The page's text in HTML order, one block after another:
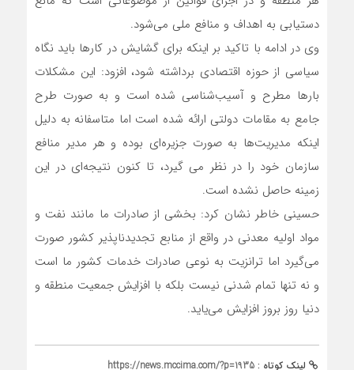
دستیابی به اهداف و منافع ملی می‌شود.
وی در ادامه با تاکید بر اینکه برای گشایش در کارها باید نگاه
سیاسی از حوزه اقتصادی برداشته شود، افزود: این مشکلات
بارها مطرح و آسیب‌شناسی شده است و به صورت طرح
جامع به مقامات دولتی ارائه شده است اما متاسفانه به دلیل
اینکه مدیریت‌ها به صورت جزیره‌ای بوده و هر مدیر منافع
سازمان خود را در نظر می گیرد، تا کنون نتیجه‌ای در این
زمینه حاصل نشده است.
حسینی خاطر نشان کرد: بخشی از صادرات ما مانند نفت و
مواد اولیه معدنی در واقع از منابع تجدید‌ناپذیر کشور صورت
می‌‌گیرد اما ترانزیت به نوعی صادرات خدمات کشور ما است
و نه تنها تمام شدنی نیست بلکه با افزایش جمعیت منطقه و
دنیا روز بروز افزایش می‌یاید.
لینک کوتاه : https://news.mccima.com/?p=1935